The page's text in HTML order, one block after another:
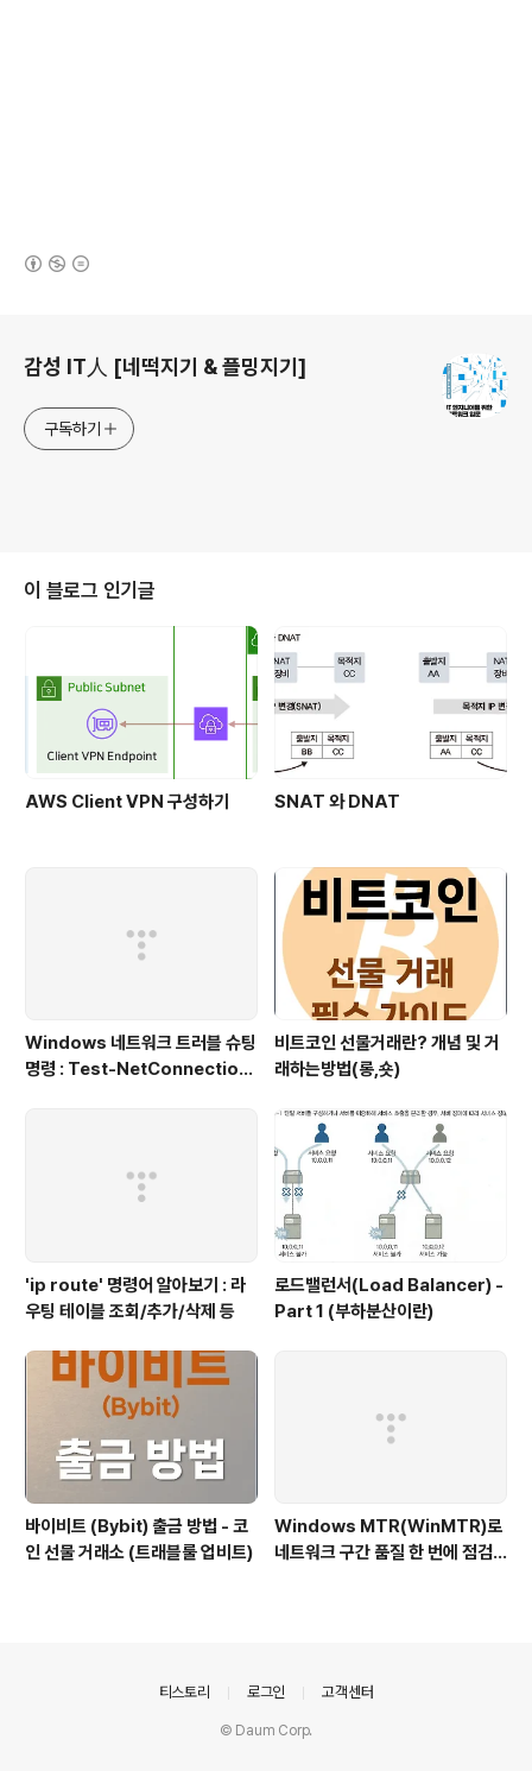
감성 IT人 [네떡지기 & 플밍지기]
구독하기
이 블로그 인기글
AWS Client VPN 구성하기 SNAT 와 DNAT
Windows 네트워크 트러블 슈팅
명령 : Test-NetConnection
비트코인 선물거래란? 개념 및 거
래하는방법(롱,숏)
'ip route' 명령어 알아보기 : 라
우팅 테이블 조회/추가/삭제 등
로드밸런서(Load Balancer) -
Part 1 (부하분산이란)
바이비트 (Bybit) 출금 방법 - 코
인 선물 거래소 (트래블룰 업비트)
Windows MTR(WinMTR)로
네트워크 구간 품질 한 번에 점검
티스토리 로그인 고객센터
© Daum Corp.